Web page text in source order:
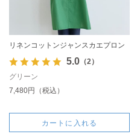
リネンコットンジャンスカエプロン
5.0（2）
グリーン
7,480円（税込）
カートに入れる